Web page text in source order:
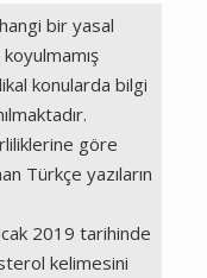
bir yasal
konularda bilgi
göre
Türkçe yazıların
2019 tarihinde
kelimesini